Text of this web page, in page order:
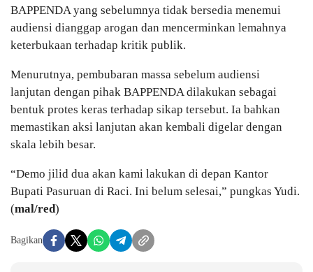
BAPPENDA yang sebelumnya tidak bersedia menemui
audiensi dianggap arogan dan mencerminkan lemahnya
keterbukaan terhadap kritik publik.
Menurutnya, pembubaran massa sebelum audiensi
lanjutan dengan pihak BAPPENDA dilakukan sebagai
bentuk protes keras terhadap sikap tersebut. Ia bahkan
memastikan aksi lanjutan akan kembali digelar dengan
skala lebih besar.
“Demo jilid dua akan kami lakukan di depan Kantor
Bupati Pasuruan di Raci. Ini belum selesai,” pungkas Yudi.
(mal/red)
Bagikan